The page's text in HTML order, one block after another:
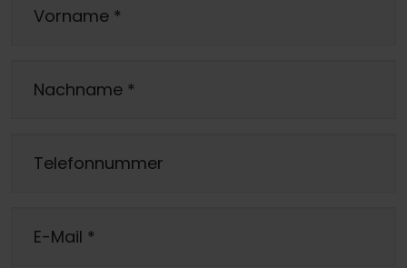
Vorname *
Nachname *
Telefonnummer
E-Mail *